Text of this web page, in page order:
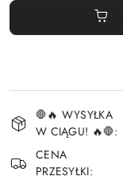
Dostępność
i
dostawa
🛑🔥 WYSYŁKA
W CIĄGU! 🔥🛑:
CENA
PRZESYŁKI: